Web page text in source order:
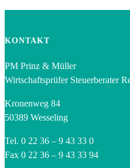
KONTAKT
PM Prinz & Müller
Wirtschaftsprüfer Steuerberater
Kronenweg 84
50389 Wesseling
Tel. 0 22 36 – 9 43 33 0
Fax 0 22 36 – 9 43 33 94